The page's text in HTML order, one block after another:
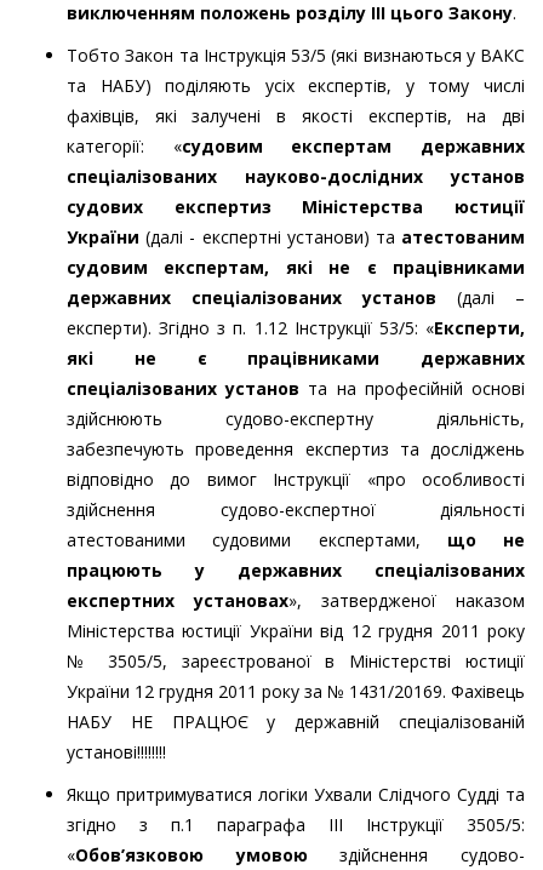
виключенням положень розділу III цього Закону.
Тобто Закон та Інструкція 53/5 (які визнаються у ВАКС
та НАБУ) поділяють усіх експертів, у тому числі
фахівців, які залучені в якості експертів, на дві
категорії: «судовим експертам державних
спеціалізованих науково-дослідних установ
судових експертиз Міністерства юстиції
України (далі - експертні установи) та атестованим
судовим експертам, які не є працівниками
державних спеціалізованих установ (далі –
експерти). Згідно з п. 1.12 Інструкції 53/5: «Експерти,
які не є працівниками державних
спеціалізованих установ та на професійній основі
здійснюють судово-експертну діяльність,
забезпечують проведення експертиз та досліджень
відповідно до вимог Інструкції «про особливості
здійснення судово-експертної діяльності
атестованими судовими експертами, що не
працюють у державних спеціалізованих
експертних установах», затвердженої наказом
Міністерства юстиції України від 12 грудня 2011 року
№ 3505/5, зареєстрованої в Міністерстві юстиції
України 12 грудня 2011 року за № 1431/20169. Фахівець
НАБУ НЕ ПРАЦЮЄ у державній спеціалізованій
установі!!!!!!!!
Якщо притримуватися логіки Ухвали Слідчого Судді та
згідно з п.1 параграфа III Інструкції 3505/5:
«Обов’язковою умовою здійснення судово-